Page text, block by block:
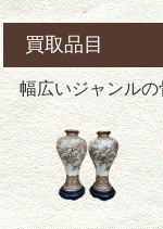
買取品目
幅広いジャンル